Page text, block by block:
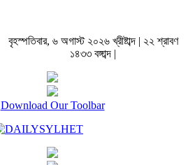
বৃহস্পতিবার, ৬ অগাস্ট ২০২৬ খ্রীষ্টাব্দ | ২২ শ্রাবণ
১৪৩৩ বঙ্গাব্দ |
Download Our Toolbar